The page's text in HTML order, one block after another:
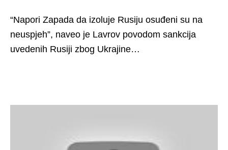
“Napori Zapada da izoluje Rusiju osuđeni su na
neuspjeh”, naveo je Lavrov povodom sankcija
uvedenih Rusiji zbog Ukrajine…